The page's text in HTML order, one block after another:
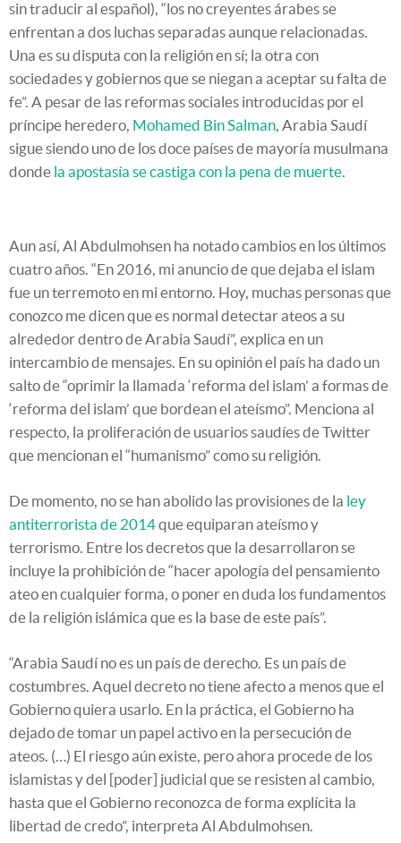
sin traducir al español), “los no creyentes árabes se
enfrentan a dos luchas separadas aunque relacionadas.
Una es su disputa con la religión en sí; la otra con
sociedades y gobiernos que se niegan a aceptar su falta de
fe”. A pesar de las reformas sociales introducidas por el
príncipe heredero, Mohamed Bin Salman, Arabia Saudí
sigue siendo uno de los doce países de mayoría musulmana
donde la apostasía se castiga con la pena de muerte.
Aun así, Al Abdulmohsen ha notado cambios en los últimos
cuatro años. “En 2016, mi anuncio de que dejaba el islam
fue un terremoto en mi entorno. Hoy, muchas personas que
conozco me dicen que es normal detectar ateos a su
alrededor dentro de Arabia Saudí”, explica en un
intercambio de mensajes. En su opinión el país ha dado un
salto de “oprimir la llamada ‘reforma del islam’ a formas de
‘reforma del islam’ que bordean el ateísmo”. Menciona al
respecto, la proliferación de usuarios saudíes de Twitter
que mencionan el “humanismo” como su religión.
De momento, no se han abolido las provisiones de la ley
antiterrorista de 2014que equiparan ateísmo y
terrorismo. Entre los decretos que la desarrollaron se
incluye la prohibición de “hacer apología del pensamiento
ateo en cualquier forma, o poner en duda los fundamentos
de la religión islámica que es la base de este país”.
“Arabia Saudí no es un país de derecho. Es un país de
costumbres. Aquel decreto no tiene afecto a menos que el
Gobierno quiera usarlo. En la práctica, el Gobierno ha
dejado de tomar un papel activo en la persecución de
ateos. (…) El riesgo aún existe, pero ahora procede de los
islamistas y del [poder] judicial que se resisten al cambio,
hasta que el Gobierno reconozca de forma explícita la
libertad de credo”, interpreta Al Abdulmohsen.